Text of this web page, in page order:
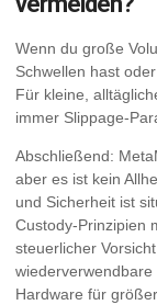
Wenn du große
Schwellen hast
Für kleine,
immer Slippage-
Abschließend:
aber es ist kein
und Sicherheit ist
Custody-Prinzipien
steuerlicher
Hardware für